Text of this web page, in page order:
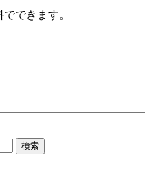
できます。